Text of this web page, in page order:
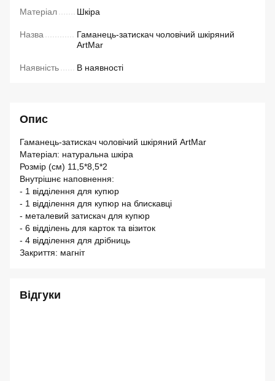
Матеріал Шкіра
Назва
Гаманець-затискач чоловічий шкіряний
ArtMar
Наявність В наявності
Опис
Гаманець-затискач чоловічий шкіряний ArtMar
Матеріал: натуральна шкіра
Розмір (см) 11,5*8,5*2
Внутрішнє наповнення:
- 1 відділення для купюр
- 1 відділення для купюр на блискавці
- металевий затискач для купюр
- 6 відділень для карток та візиток
- 4 відділення для дрібниць
Закриття: магніт
Відгуки